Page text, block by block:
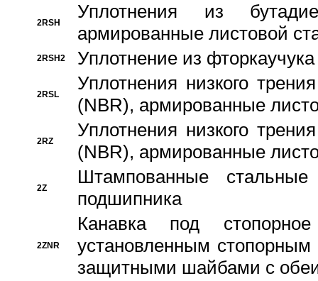
2RSH
Уплотнения из
армированные листовой
2RSH2 Уплотнение из
2RSL
Уплотнения низкого
(NBR), армированные
2RZ
Уплотнения низкого
(NBR), армированные
2Z
Штампованные
подшипника
2ZNR
Канавка под
установленным
защитными шайбами с